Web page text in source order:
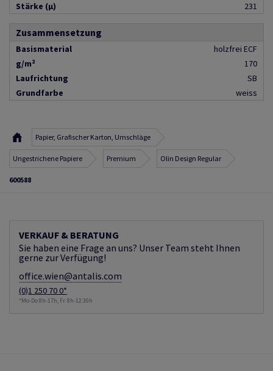
Stärke (µ)
231
Zusammensetzung
Basismaterial
holzfrei ECF
g/m²
170
Laufrichtung
SB
Grundfarbe
weiss
Papier, Grafischer Karton, Umschläge
Ungestrichene Papiere Premium Olin Design Regular
600588
VERKAUF & BERATUNG
Sie haben eine Frage an uns? Unser Team steht Ihnen
gerne zur Verfügung!
office.wien@antalis.com
(0)1 250 70 0*
*Mo-Do 8h-17h, Fr. 8h-12:30h